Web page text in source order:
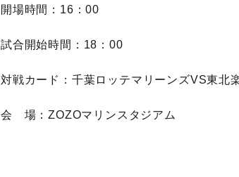
開場時間：16：00
試合開始時間：18：00
対戦カード：千葉ロッテマリーンズVS東北
会 場：ZOZOマリンスタジアム